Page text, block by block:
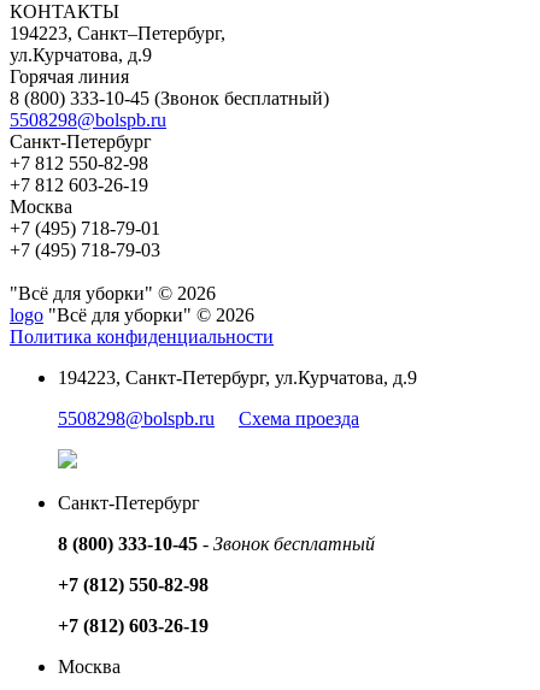
КОНТАКТЫ
194223, Санкт–Петербург,
ул.Курчатова, д.9
Горячая линия
8 (800) 333-10-45 (Звонок бесплатный)
5508298@bolspb.ru
Санкт-Петербург
+7 812 550-82-98
+7 812 603-26-19
Москва
+7 (495) 718-79-01
+7 (495) 718-79-03
"Всё для уборки" © 2026
logo "Всё для уборки" © 2026
Политика конфиденциальности
194223, Санкт-Петербург, ул.Курчатова, д.9
5508298@bolspb.ru
Схема проезда
Санкт-Петербург
8 (800) 333-10-45 - Звонок бесплатный
+7 (812) 550-82-98
+7 (812) 603-26-19
Москва